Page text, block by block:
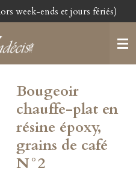
week-ends et jours fériés)
Bougeoir
chauffe-plat en
résine époxy,
grains de café
N°2